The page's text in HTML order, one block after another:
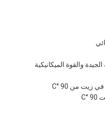
والقوة الميكانيكية